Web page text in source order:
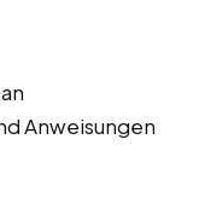
Anweisungen